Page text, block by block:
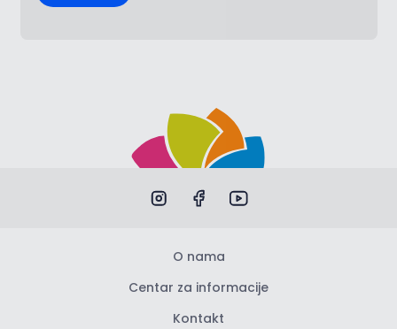
O nama
Centar za informacije
Kontakt